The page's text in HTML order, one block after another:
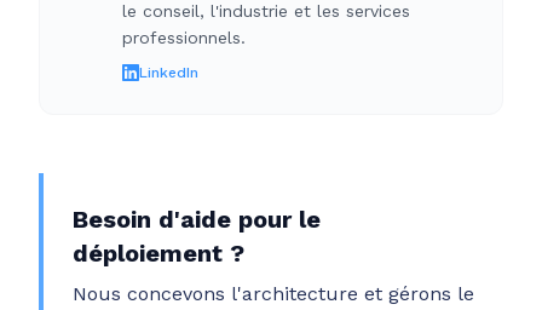
le conseil, l'industrie et les services
professionnels.
LinkedIn
Besoin d'aide pour le
déploiement ?
Nous concevons l'architecture et gérons le